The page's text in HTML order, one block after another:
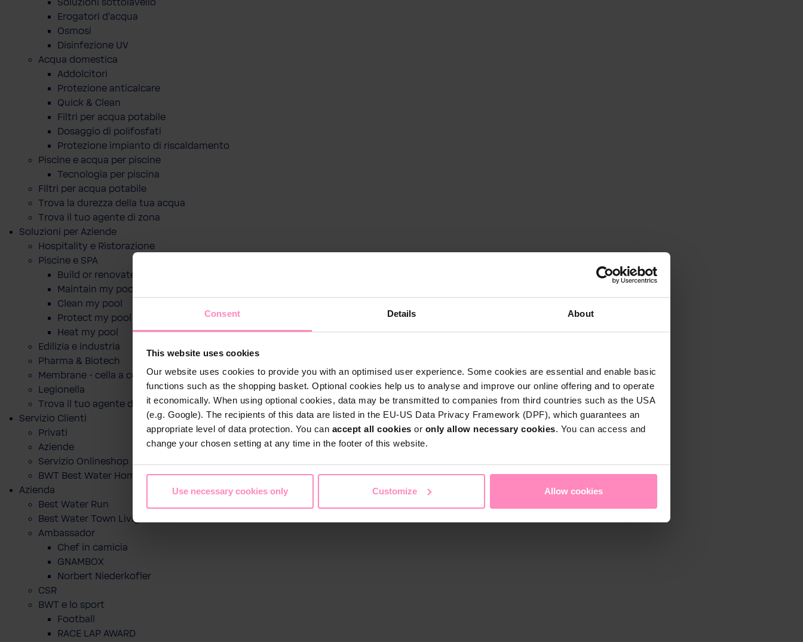
Consent Details About
This website uses cookies
Our website uses cookies to provide you with an optimised user experience. Some cookies are essential and enable basic
functions such as the shopping basket. Optional cookies help us to analyse and improve our online offering and to operate
it economically. When using optional cookies, data may be transmitted to companies from third countries such as the USA
(e.g. Google). The recipients of this data are listed in the EU-US Data Privacy Framework (DPF), which guarantees an
appropriate level of data protection. You can accept all cookies or only allow necessary cookies. You can access and
change your chosen setting at any time in the footer of this website.
Use necessary cookies only Customize Allow cookies
Soluzioni sottolavello
Erogatori d'acqua
Osmosi
Disinfezione UV
Acqua domestica
Addolcitori
Protezione anticalcare
Quick & Clean
Filtri per acqua potabile
Dosaggio di polifosfati
Protezione impianto di riscaldamento
Piscine e acqua per piscine
Tecnologia per piscina
Filtri per acqua potabile
Trova la durezza della tua acqua
Trova il tuo agente di zona
Soluzioni per Aziende
Hospitality e Ristorazione
Piscine e SPA
Build or renovate my pool
Maintain my pool
Clean my pool
Protect my pool
Heat my pool
Edilizia e industria
Pharma & Biotech
Membrane - cella a combustibile
Legionella
Trova il tuo agente di zona
Servizio Clienti
Privati
Aziende
Servizio Onlineshop
BWT Best Water Home App
Azienda
Best Water Run
Best Water Town Livigno
Ambassador
Chef in camicia
GNAMBOX
Norbert Niederkofler
CSR
BWT e lo sport
Football
RACE LAP AWARD